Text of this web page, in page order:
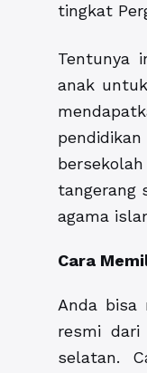
tingkat
Tentunya
anak
tangerang
agama
Cara
Anda bisa
resmi dari
selatan.